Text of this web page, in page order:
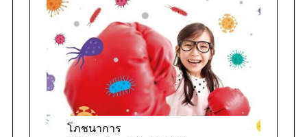
โภชนาการ